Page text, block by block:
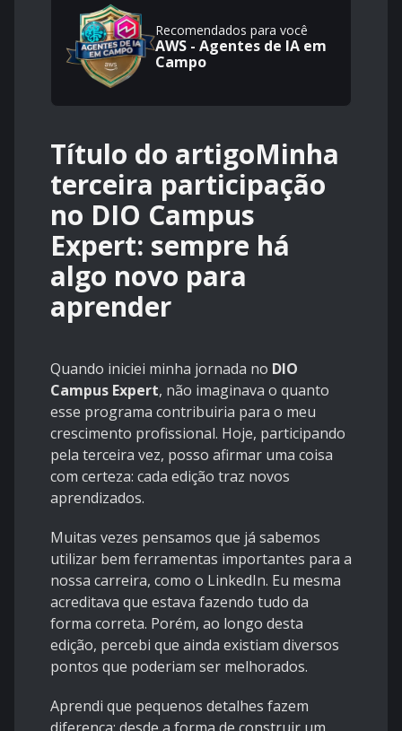
Recomendados para você
AWS - Agentes de IA em
Campo
Título do artigoMinha
terceira participação
no DIO Campus
Expert: sempre há
algo novo para
aprender
Quando iniciei minha jornada no DIO
Campus Expert, não imaginava o quanto
esse programa contribuiria para o meu
crescimento profissional. Hoje, participando
pela terceira vez, posso afirmar uma coisa
com certeza: cada edição traz novos
aprendizados.
Muitas vezes pensamos que já sabemos
utilizar bem ferramentas importantes para a
nossa carreira, como o LinkedIn. Eu mesma
acreditava que estava fazendo tudo da
forma correta. Porém, ao longo desta
edição, percebi que ainda existiam diversos
pontos que poderiam ser melhorados.
Aprendi que pequenos detalhes fazem